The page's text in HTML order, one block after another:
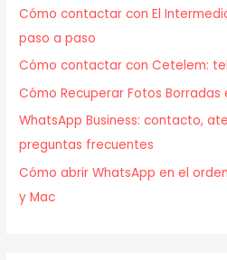
Cómo contactar con El
paso a paso
Cómo contactar con Cetelem:
Cómo Recuperar Fotos Borradas
WhatsApp Business: contacto,
preguntas frecuentes
Cómo abrir WhatsApp en el
y Mac